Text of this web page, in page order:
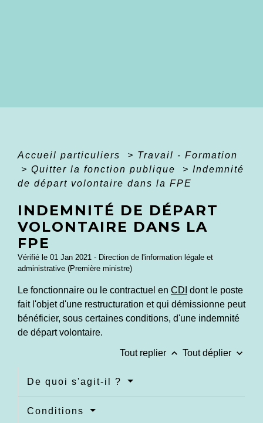
Accueil particuliers > Travail - Formation
> Quitter la fonction publique > Indemnité
de départ volontaire dans la FPE
INDEMNITÉ DE DÉPART
VOLONTAIRE DANS LA
FPE
Vérifié le 01 Jan 2021 - Direction de l'information légale et
administrative (Première ministre)
Le fonctionnaire ou le contractuel en CDI dont le poste
fait l'objet d'une restructuration et qui démissionne peut
bénéficier, sous certaines conditions, d'une indemnité
de départ volontaire.
Tout replier keyboard_arrow_up Tout déplier keyboard_arrow_down
De quoi s'agit-il ?
Conditions